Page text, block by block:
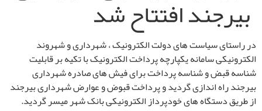
بیرجند افتتاح شد
در راستای سیاست های دولت الکترونیک ، شهرداری و شهروند
الکترونیکی سامانه یکپارچه پرداخت الکترونیک با تکیه بر قابلیت
شناسه قبض و شناسه پرداخت برای فیش های صادره شهرداری
بیرجند راه اندازی گردید و پرداخت قبوض و عوارض شهرداری بیرجند
از طریق دستگاه های خودپرداز الکترونیکی بانک شهر میسر گردید.